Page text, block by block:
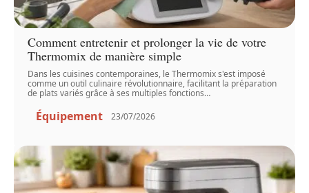
Comment entretenir et prolonger la vie de votre
Thermomix de manière simple
Dans les cuisines contemporaines, le Thermomix s'est imposé
comme un outil culinaire révolutionnaire, facilitant la préparation
de plats variés grâce à ses multiples fonctions…
Équipement 23/07/2026